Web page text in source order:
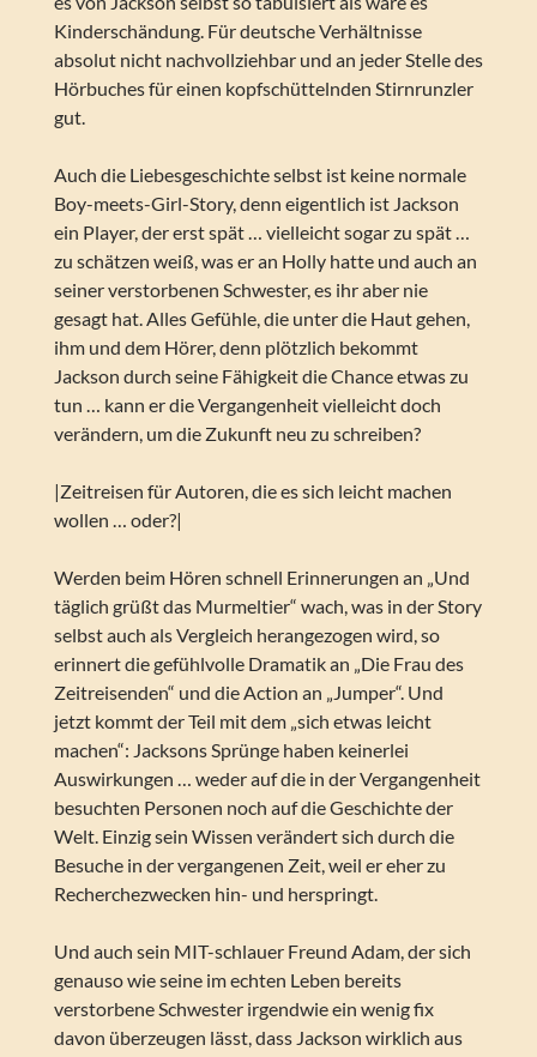
Kinderschändung. Für deutsche Verhältnisse
absolut nicht nachvollziehbar und an jeder Stelle des
Hörbuches für einen kopfschüttelnden Stirnrunzler
gut.
Auch die Liebesgeschichte selbst ist keine normale
Boy-meets-Girl-Story, denn eigentlich ist Jackson
ein Player, der erst spät … vielleicht sogar zu spät …
zu schätzen weiß, was er an Holly hatte und auch an
seiner verstorbenen Schwester, es ihr aber nie
gesagt hat. Alles Gefühle, die unter die Haut gehen,
ihm und dem Hörer, denn plötzlich bekommt
Jackson durch seine Fähigkeit die Chance etwas zu
tun … kann er die Vergangenheit vielleicht doch
verändern, um die Zukunft neu zu schreiben?
|Zeitreisen für Autoren, die es sich leicht machen
wollen … oder?|
Werden beim Hören schnell Erinnerungen an „Und
täglich grüßt das Murmeltier“ wach, was in der Story
selbst auch als Vergleich herangezogen wird, so
erinnert die gefühlvolle Dramatik an „Die Frau des
Zeitreisenden“ und die Action an „Jumper“. Und
jetzt kommt der Teil mit dem „sich etwas leicht
machen“: Jacksons Sprünge haben keinerlei
Auswirkungen … weder auf die in der Vergangenheit
besuchten Personen noch auf die Geschichte der
Welt. Einzig sein Wissen verändert sich durch die
Besuche in der vergangenen Zeit, weil er eher zu
Recherchezwecken hin- und herspringt.
Und auch sein MIT-schlauer Freund Adam, der sich
genauso wie seine im echten Leben bereits
verstorbene Schwester irgendwie ein wenig fix
davon überzeugen lässt, dass Jackson wirklich aus